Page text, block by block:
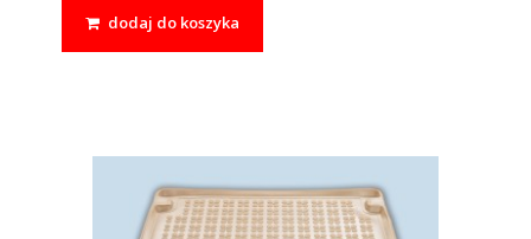
dodaj do koszyka